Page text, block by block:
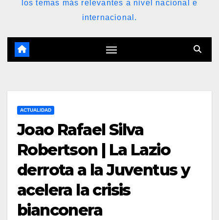
los temas más relevantes a nivel nacional e
internacional.
ACTUALIDAD
Joao Rafael Silva
Robertson | La Lazio
derrota a la Juventus y
acelera la crisis
bianconera